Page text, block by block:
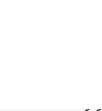
في العالم
، لازك ، فمتو )
.